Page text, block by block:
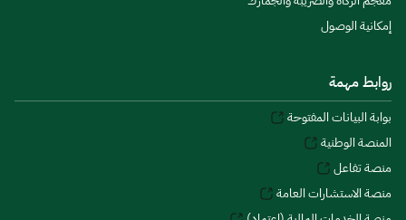
إمكانية الوصول
روابط مهمة
بوابة البيانات المفتوحة
المنصة الوطنية
منصة تفاعل
منصة الاستشارات العامة